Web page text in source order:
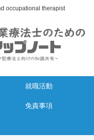
occupational therapist
就職活動
免責事項